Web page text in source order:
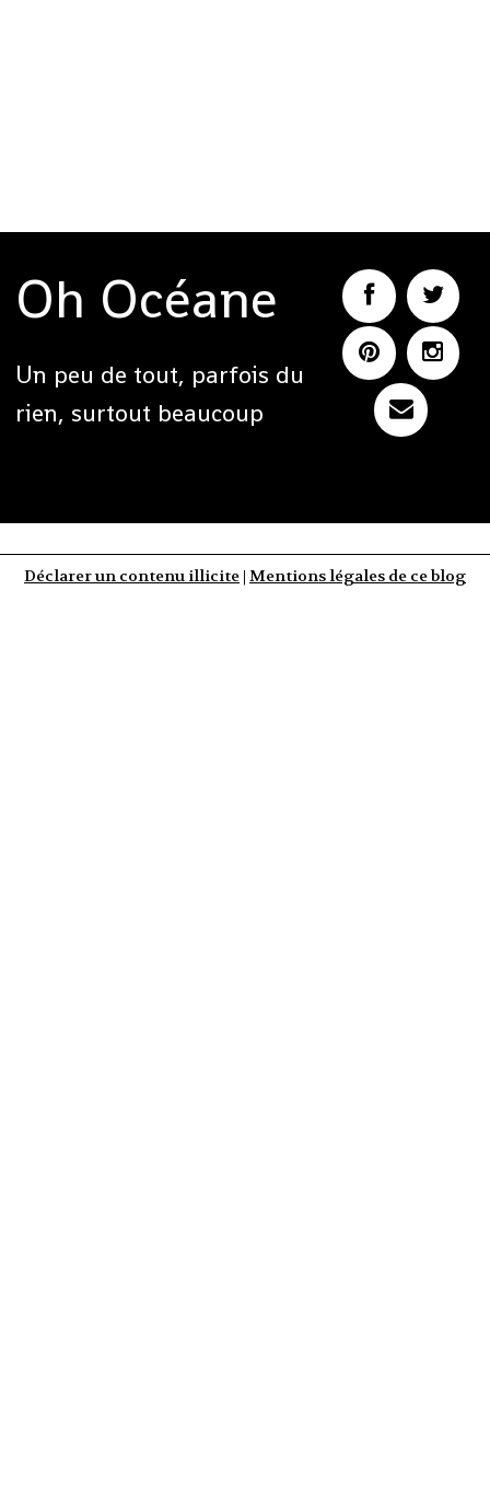
Oh Océane
Un peu de tout, parfois du
rien, surtout beaucoup
Déclarer un contenu illicite | Mentions légales de ce blog